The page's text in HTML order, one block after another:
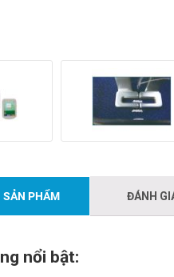
SẢN PHẨM ĐÁNH
nổi bật: